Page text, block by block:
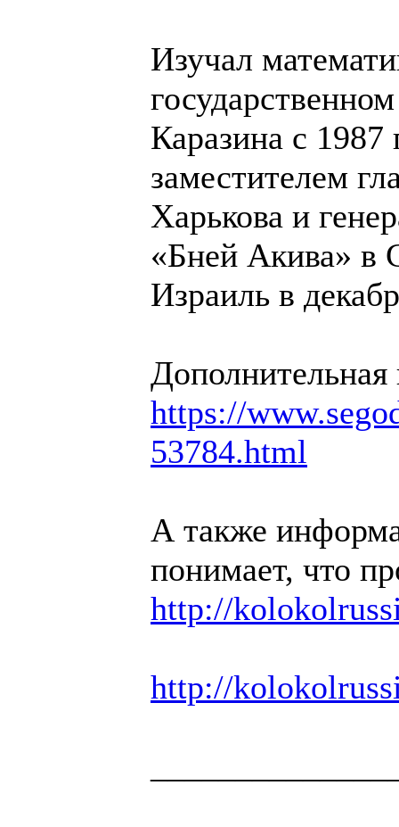
Изучал
Каразина с 1987
заместителем
Харькова и
«Бней Акива» в
Израиль в
https://
53784.html
А также
понимает, что
http://
http://